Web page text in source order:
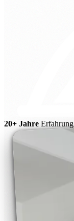
20+ Jahre Erfahrung